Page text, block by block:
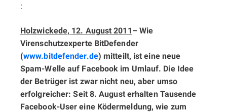
:
Holzwickede, 12. August 2011– Wie
Virenschutzexperte BitDefender
(www.bitdefender.de) mitteilt, ist eine neue
Spam-Welle auf Facebook im Umlauf. Die Idee
der Betrüger ist zwar nicht neu, aber umso
erfolgreicher: Seit 8. August erhalten Tausende
Facebook-User eine Ködermeldung, wie zum